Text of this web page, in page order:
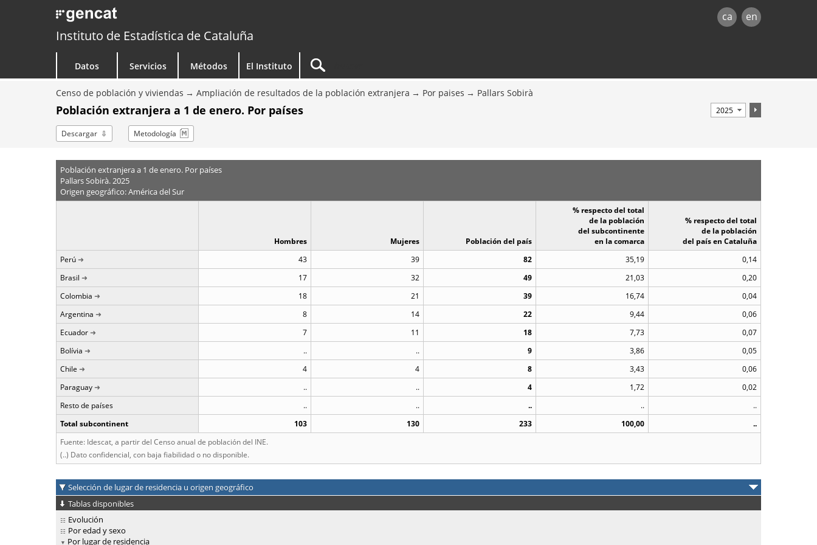
ca en
Instituto de Estadística de Cataluña
Datos Servicios Métodos El Instituto
Censo de población y viviendas Ampliación de resultados de la población extranjera Por paises Pallars Sobirà
Población extranjera a 1 de enero. Por países
Descargar Metodología
Población extranjera a 1 de enero. Por países
Pallars Sobirà. 2025
Origen geográfico: América del Sur
Hombres Mujeres Población del país
% respecto del total
de la población
del subcontinente
en la comarca
% respecto del total
de la población
del país en Cataluña
Perú
43 39 82 35,19
0,14
Brasil
17 32 49 21,03
0,20
Colombia
18 21 39 16,74
0,04
Argentina
8 14 22 9,44
0,06
Ecuador
7 11 18 7,73
0,07
Bolívia
.. .. 9 3,86
0,05
Chile
4 4 8 3,43
0,06
Paraguay
.. .. 4 1,72
0,02
Resto de países
.. .. .. ..
..
Total subcontinent
103 130 233 100,00
..
Fuente: Idescat, a partir del Censo anual de población del INE.
(..) Dato confidencial, con baja fiabilidad o no disponible.
Selección de lugar de residencia u origen geográfico
Tablas disponibles
Evolución
Por edad y sexo
Por lugar de residencia